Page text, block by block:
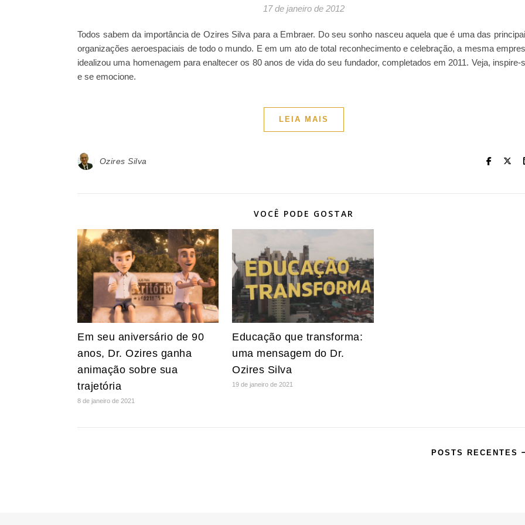
17 de janeiro de 2012
Todos sabem da importância de Ozires Silva para a Embraer. Do seu sonho nasceu aquela que é uma das
organizações aeroespaciais de todo o mundo. E em um ato de total reconhecimento e celebração, a mesma
idealizou uma homenagem para enaltecer os 80 anos de vida do seu fundador, completados em 2011. Veja, inspire-
e se emocione.
LEIA MAIS
Ozires Silva
VOCÊ PODE GOSTAR
Em seu aniversário de 90
anos, Dr. Ozires ganha
animação sobre sua
trajetória
8 de janeiro de 2021
Educação que transforma:
uma mensagem do Dr.
Ozires Silva
19 de janeiro de 2021
POSTS RECENTES